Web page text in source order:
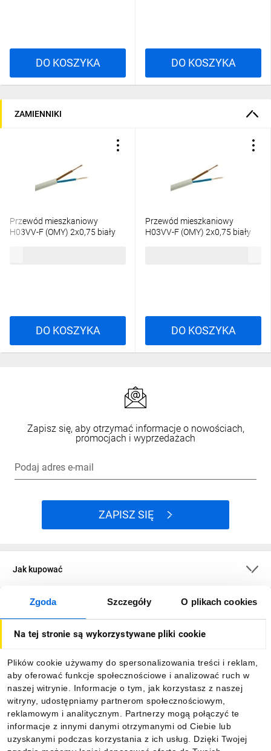
Zgoda Szczegóły O plikach cookies
Na tej stronie są wykorzystywane pliki cookie
Plików cookie używamy do spersonalizowania treści i reklam,
aby oferować funkcje społecznościowe i analizować ruch w
naszej witrynie. Informacje o tym, jak korzystasz z naszej
witryny, udostępniamy partnerom społecznościowym,
reklamowym i analitycznym. Partnerzy mogą połączyć te
informacje z innymi danymi otrzymanymi od Ciebie lub
uzyskanymi podczas korzystania z ich usług. Dzięki Twojej
DO KOSZYKA DO KOSZYKA
ZAMIENNIKI
Przewód mieszkaniowy
H03VV-F (OMY) 2x0,75 biały
DO KOSZYKA
Przewód mieszkaniowy
H03VV-F (OMY) 2x0,75 biały
DO KOSZYKA
Zapisz się, aby otrzymać informacje o nowościach,
promocjach i wyprzedażach
Podaj adres e-mail
ZAPISZ SIĘ
Jak kupować
O firmie
Informacje
Pobierz naszą aplikację mobilną: